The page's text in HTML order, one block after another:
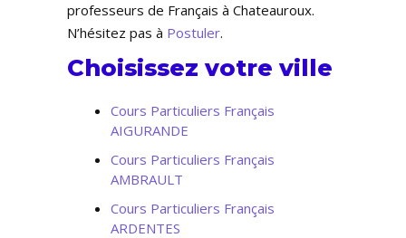
professeurs de Français à Chateauroux.
N’hésitez pas à Postuler.
Choisissez votre ville
Cours Particuliers Français
AIGURANDE
Cours Particuliers Français
AMBRAULT
Cours Particuliers Français
ARDENTES